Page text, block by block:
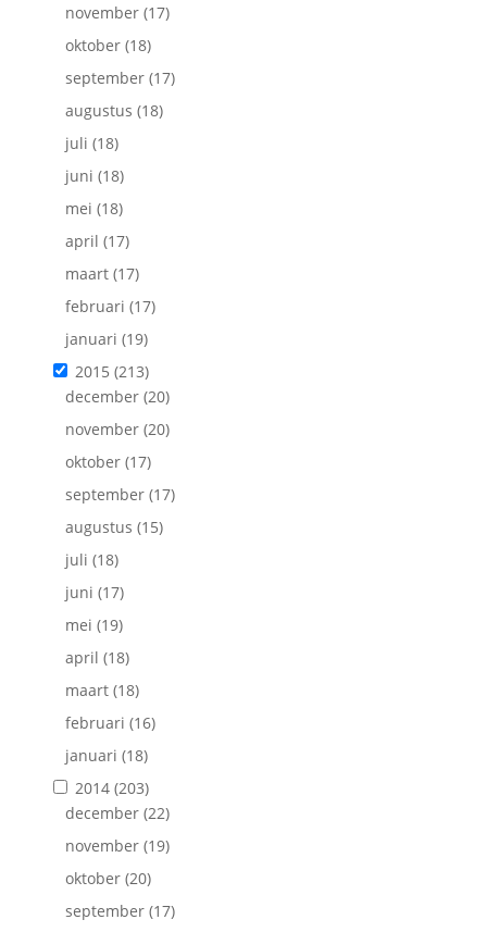
november(17)
oktober(18)
september(17)
augustus (18)
juli (18)
juni (18)
mei (18)
april (17)
maart(17)
februari (17)
januari (19)
2015 (213)
december(20)
november(20)
oktober(17)
september(17)
augustus (15)
juli (18)
juni (17)
mei (19)
april (18)
maart(18)
februari (16)
januari (18)
2014(203)
december(22)
november(19)
oktober(20)
september(17)